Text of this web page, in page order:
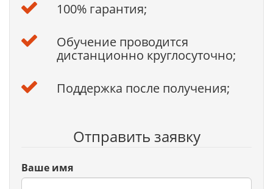
100% гарантия;
Обучение проводится
дистанционно круглосуточно;
Поддержка после получения;
Отправить заявку
Ваше имя